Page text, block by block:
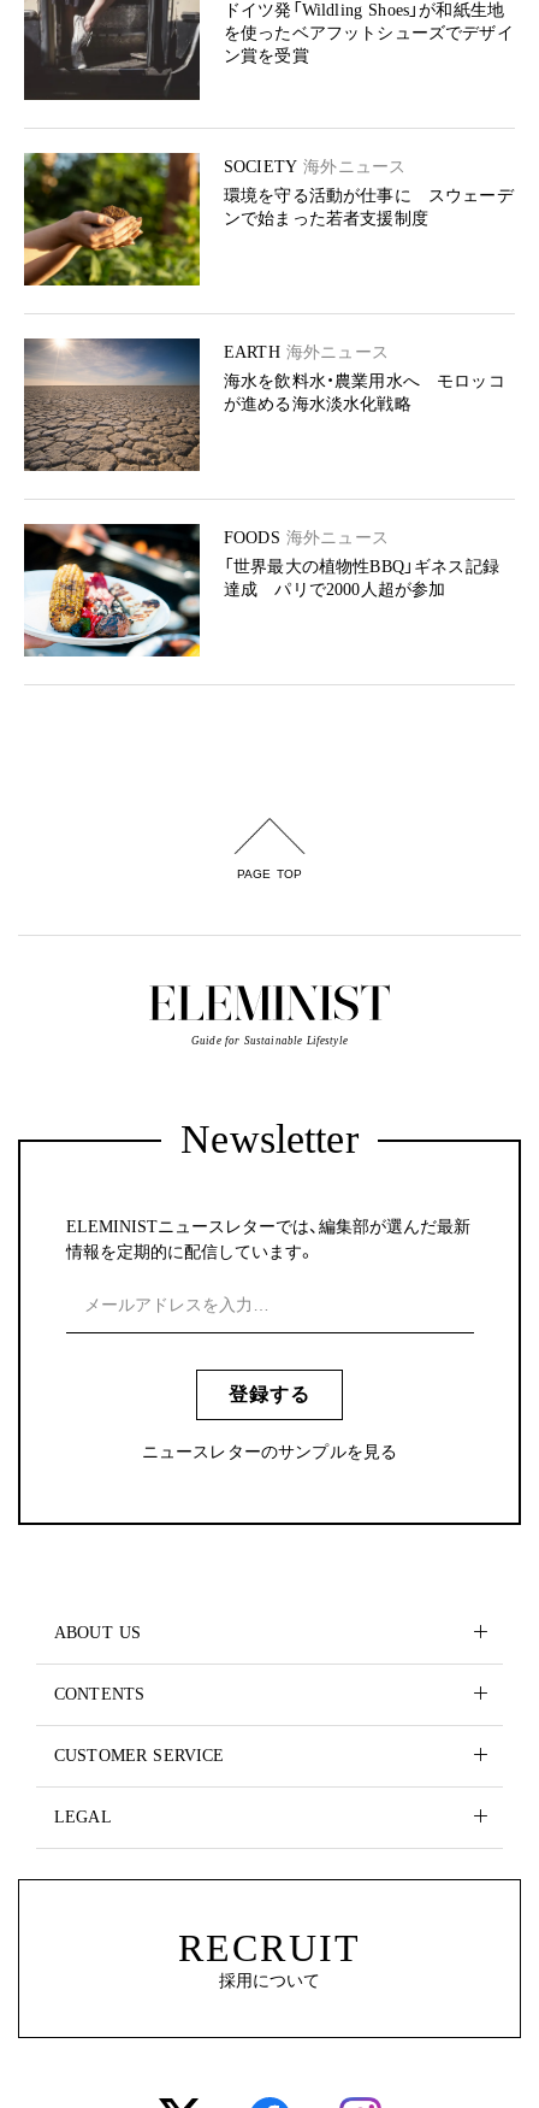
ドイツ発「Wildling Shoes」が和紙生地
を使ったベアフットシューズでデザイ
ン賞を受賞
SOCIETY 海外ニュース
環境を守る活動が仕事に スウェーデ
ンで始まった若者支援制度
EARTH 海外ニュース
海水を飲料水・農業用水へ モロッコ
が進める海水淡水化戦略
FOODS 海外ニュース
「世界最大の植物性BBQ」ギネス記録
達成 パリで2000人超が参加
PAGE TOP
Guide for Sustainable Lifestyle
Newsletter
ELEMINISTニュースレターでは、編集部が選んだ最新
情報を定期的に配信しています。
登録する
ニュースレターのサンプルを見る
ABOUT US
CONTENTS
CUSTOMER SERVICE
LEGAL
RECRUIT
採用について